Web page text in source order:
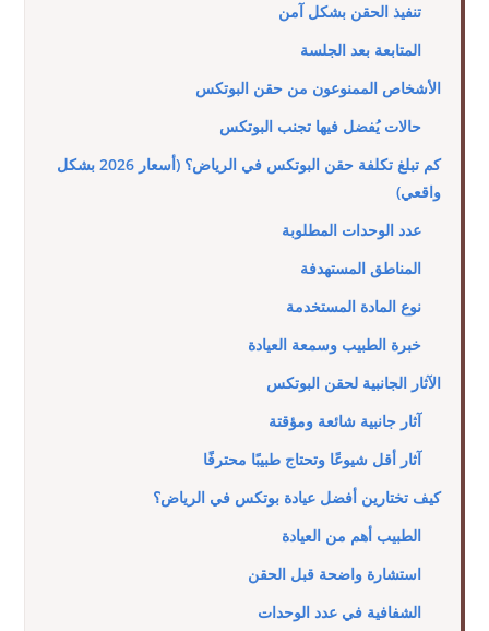
تنفيذ الحقن بشكل آمن
المتابعة بعد الجلسة
الأشخاص الممنوعون من حقن البوتكس
حالات يُفضل فيها تجنب البوتكس
كم تبلغ تكلفة حقن البوتكس في الرياض؟ (أسعار 2026 بشكل
واقعي)
عدد الوحدات المطلوبة
المناطق المستهدفة
نوع المادة المستخدمة
خبرة الطبيب وسمعة العيادة
الآثار الجانبية لحقن البوتكس
آثار جانبية شائعة ومؤقتة
آثار أقل شيوعًا وتحتاج طبيبًا محترفًا
كيف تختارين أفضل عيادة بوتكس في الرياض؟
الطبيب أهم من العيادة
استشارة واضحة قبل الحقن
الشفافية في عدد الوحدات